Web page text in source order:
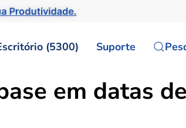
Produtividade.
(5300) Suporte
em datas